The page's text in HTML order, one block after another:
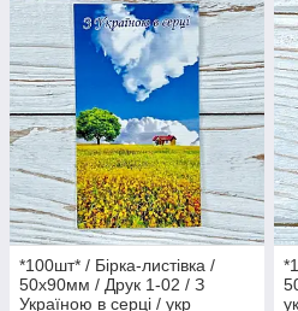
*100шт* / Бірка-листівка /
50х90мм / Друк 1-02 / З
Україною в серці / укр